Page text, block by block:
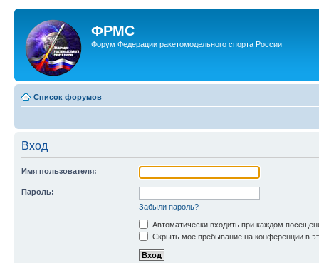
ФРМС
Форум Федерации ракетомодельного спорта России
Список форумов
Вход
Имя пользователя:
Пароль:
Забыли пароль?
Автоматически входить при каждом
Скрыть моё пребывание на конференции в